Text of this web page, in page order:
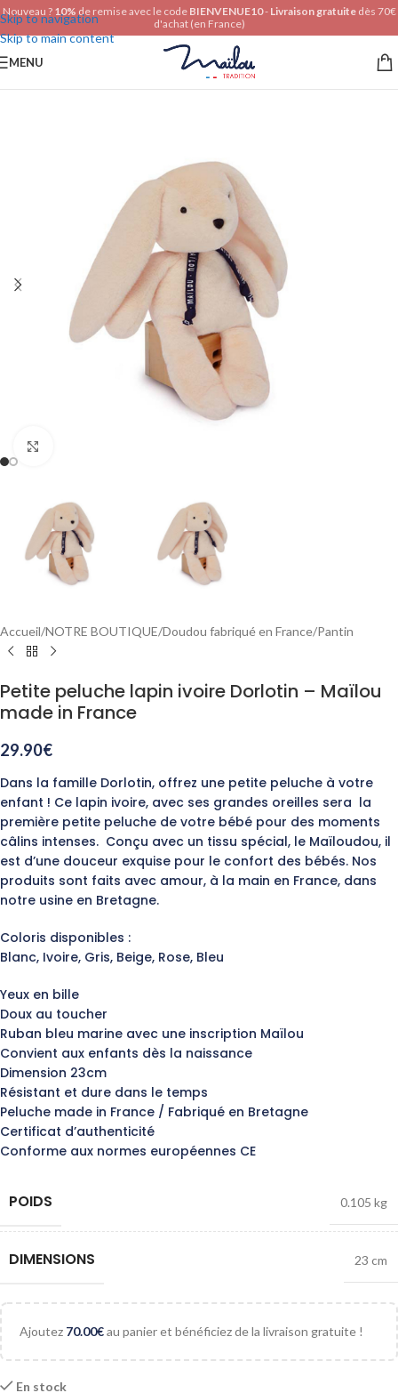
Skip to navigation
Skip to main content
Nouveau ? 10% de remise avec le code BIENVENUE10- Livraison gratuitedès 70€
d'achat (en France)
MENU
Accueil/NOTRE BOUTIQUE/Doudou fabriqué en France/Pantin
Petite peluche lapin ivoire Dorlotin – Maïlou
made in France
29.90€
Dans la famille Dorlotin, offrez une petite peluche à votre
enfant ! Ce lapin ivoire, avec ses grandes oreilles sera la
première petite peluche de votre bébé pour des moments
câlins intenses. Conçu avec un tissu spécial, le Maïloudou, il
est d’une douceur exquise pour le confort des bébés. Nos
produits sont faits avec amour, à la main en France, dans
notre usine en Bretagne.
Coloris disponibles :
Blanc, Ivoire, Gris, Beige, Rose, Bleu
Yeux en bille
Doux au toucher
Ruban bleu marine avec une inscription Maïlou
Convient aux enfants dès la naissance
Dimension 23cm
Résistant et dure dans le temps
Peluche made in France / Fabriqué en Bretagne
Certificat d’authenticité
Conforme aux normes européennes CE
POIDS 0.105 kg
DIMENSIONS 23 cm
Ajoutez 70.00€au panier et bénéficiez de la livraison gratuite !
En stock